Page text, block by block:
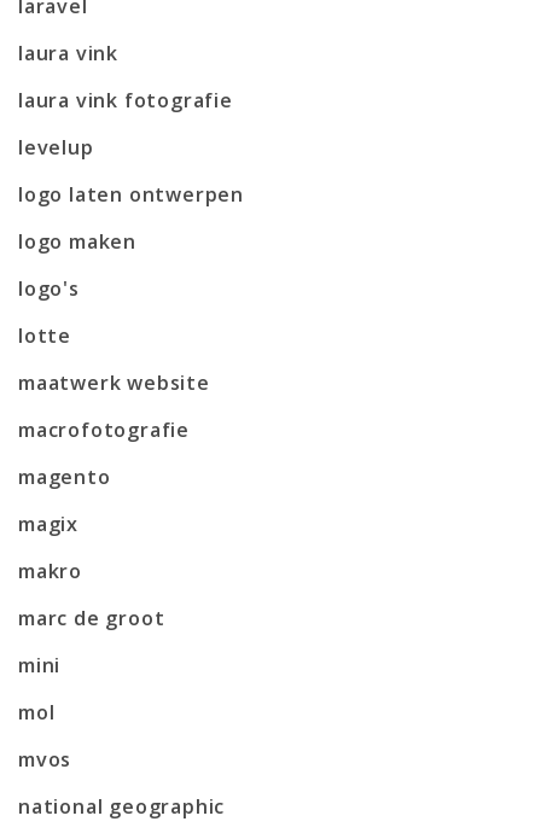
laravel
laura vink
laura vink fotografie
levelup
logo laten ontwerpen
logo maken
logo's
lotte
maatwerk website
macrofotografie
magento
magix
makro
marc de groot
mini
mol
mvos
national geographic